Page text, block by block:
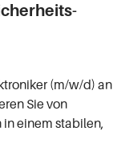
(m/w/d) an
Sie von
einem stabilen,